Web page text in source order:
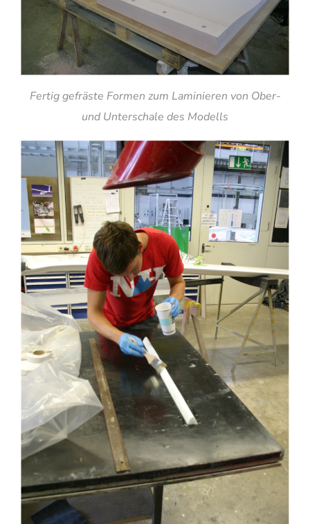
Fertig gefräste Formen zum Laminieren von Ober-
und Unterschale des Modells